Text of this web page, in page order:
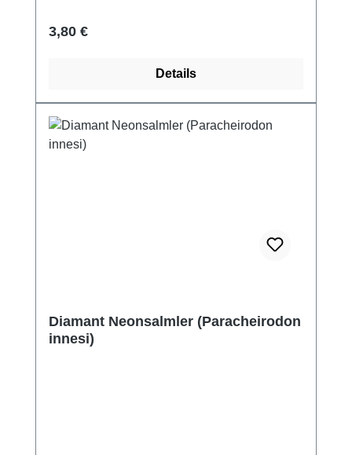
Regulärer Preis:
3,80 €
Details
Diamant Neonsalmler (Paracheirodon
innesi)